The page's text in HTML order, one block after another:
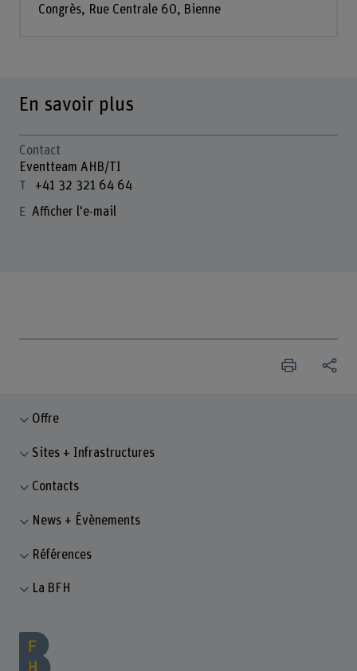
Congrès, Rue Centrale 60, Bienne
En savoir plus
Contact
Eventteam AHB/TI
+41 32 321 64 64
Afficher l'e-mail
Offre
Sites + Infrastructures
Contacts
News + Évènements
Références
La BFH